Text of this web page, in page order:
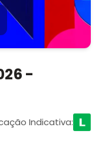
-
Indicativa: